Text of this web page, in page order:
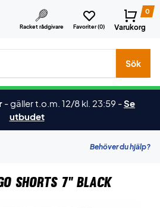
Racket rådgivare Favoriter (0)
0
Varukorg
märken osv.
Sök
-gäller t.o.m. 12/8 kl. 23:59 -Se
utbudet
Behöver du hjälp?
Shorts 7" Black